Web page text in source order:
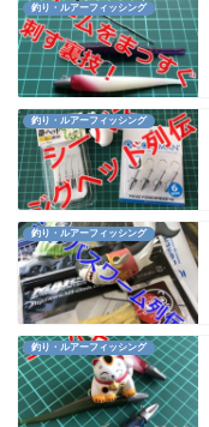
釣り・ルアーフィッシング
釣り・ルアーフィッシング
釣り・ルアーフィッシング
釣り・ルアーフィッシング